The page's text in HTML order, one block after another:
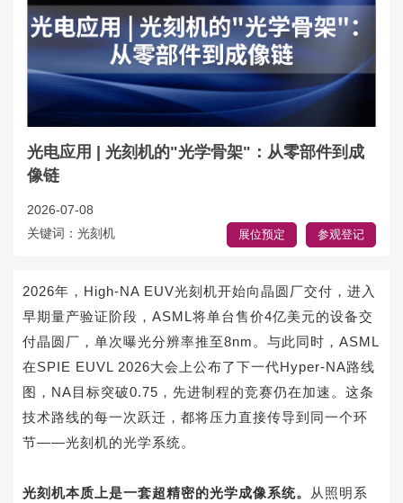
观众服务
会议&活动
媒体中心
展会指引
光电应用 | 光刻机的"光学骨架"：从零部件到成
像链
2026-07-08
关键词：光刻机
展位预定 参观登记
2026年，High-NA EUV光刻机开始向晶圆厂交付，进入
早期量产验证阶段，ASML将单台售价4亿美元的设备交
付晶圆厂，单次曝光分辨率推至8nm。与此同时，ASML
在SPIE EUVL 2026大会上公布了下一代Hyper-NA路线
图，NA目标突破0.75，先进制程的竞赛仍在加速。这条
技术路线的每一次跃迁，都将压力直接传导到同一个环
节——光刻机的光学系统。
光刻机本质上是一套超精密的光学成像系统。
从照明系